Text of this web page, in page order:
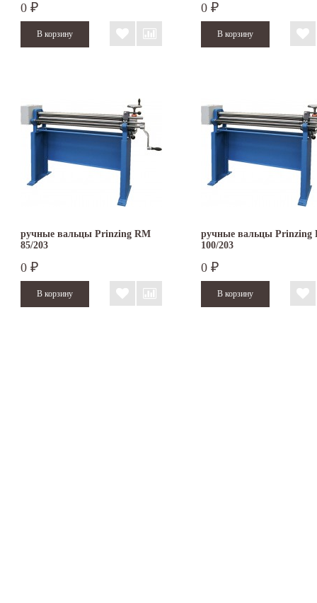
0 ₽ 0 ₽
ручные вальцы Prinzing RM
85/203
0 ₽
ручные вальцы Prinzing
100/203
0 ₽